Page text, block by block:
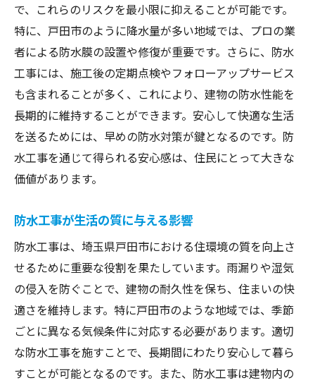
で、これらのリスクを最小限に抑えることが可能です。
特に、戸田市のように降水量が多い地域では、プロの業
者による防水膜の設置や修復が重要です。さらに、防水
工事には、施工後の定期点検やフォローアップサービス
も含まれることが多く、これにより、建物の防水性能を
長期的に維持することができます。安心して快適な生活
を送るためには、早めの防水対策が鍵となるのです。防
水工事を通じて得られる安心感は、住民にとって大きな
価値があります。
防水工事が生活の質に与える影響
防水工事は、埼玉県戸田市における住環境の質を向上さ
せるために重要な役割を果たしています。雨漏りや湿気
の侵入を防ぐことで、建物の耐久性を保ち、住まいの快
適さを維持します。特に戸田市のような地域では、季節
ごとに異なる気候条件に対応する必要があります。適切
な防水工事を施すことで、長期間にわたり安心して暮ら
すことが可能となるのです。また、防水工事は建物内の